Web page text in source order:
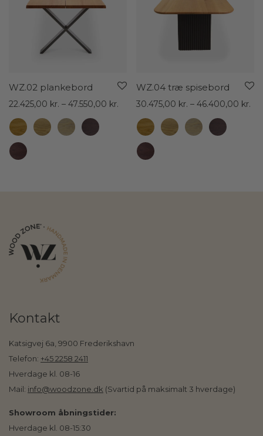
WZ.02 plankebord
22.425,00 kr. – 47.550,00 kr. Prisinterval:
22.425,00 kr.
47.550,00 kr.
WZ.04 træ spisebord
30.475,00 kr. – 46.400,00 kr.
Kontakt
Katsigvej 6a, 9900 Frederikshavn
Telefon: +45 2258 2411
Hverdage kl. 08-16
Mail: info@woodzone.dk (Svartid på maksimalt 3 hverdage)
Showroom åbningstider:
Hverdage kl. 08-15:30